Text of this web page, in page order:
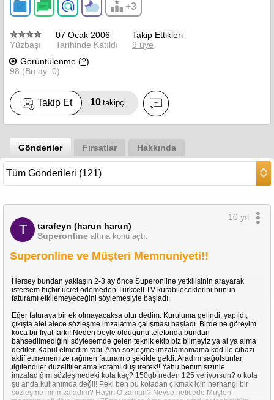
+3
Yüzbaşı
07 Ocak 2006
Tarihinde Katıldı
Takip Ettikleri
9 üye
Görüntülenme (?)
98 (Bu ay: 0)
Takip Et 10 takipçi
Gönderiler Fırsatlar Hakkında
T
tarafeyn (harun harun)
Superonline altına konu açtı.
10 yıl
Superonline ve Müşteri Memnuniyeti!!
Herşey bundan yaklaşın 2-3 ay önce Superonline yetkilisinin arayarak
istersem hiçbir ücret ödemeden Turkcell TV kurabileceklerini bunun
faturamı etkilemeyeceğini söylemesiyle başladı.
Eğer faturaya bir ek olmayacaksa olur dedim. Kuruluma gelindi, yapıldı,
çıkışta alel alece sözleşme imzalatma çalışması başladı. Birde ne göreyim
koca bir fiyat farkı! Neden böyle olduğunu telefonda bundan
bahsedilmediğini söylesemde gelen teknik ekip biz bilmeyiz ya al ya alma
dediler. Kabul etmedim tabi. Ama sözleşme imzalamamama kod ile cihazı
aktif etmememize rağmen faturam o şekilde geldi. Aradım sağolsunlar
ilgilendiler düzelttiler ama kotamı düşürerek!! Yahu benim sizinle
imzaladığım sözleşmedeki kota kaç? 150gb neden 125 veriyorsun? o kota
şu anda kullanımda değil! Peki ben bu kotadan çıkmak için herhangi bir
sözleşme mi imzaladım? Hayır! O zaman? Neyse neticede Müşteri